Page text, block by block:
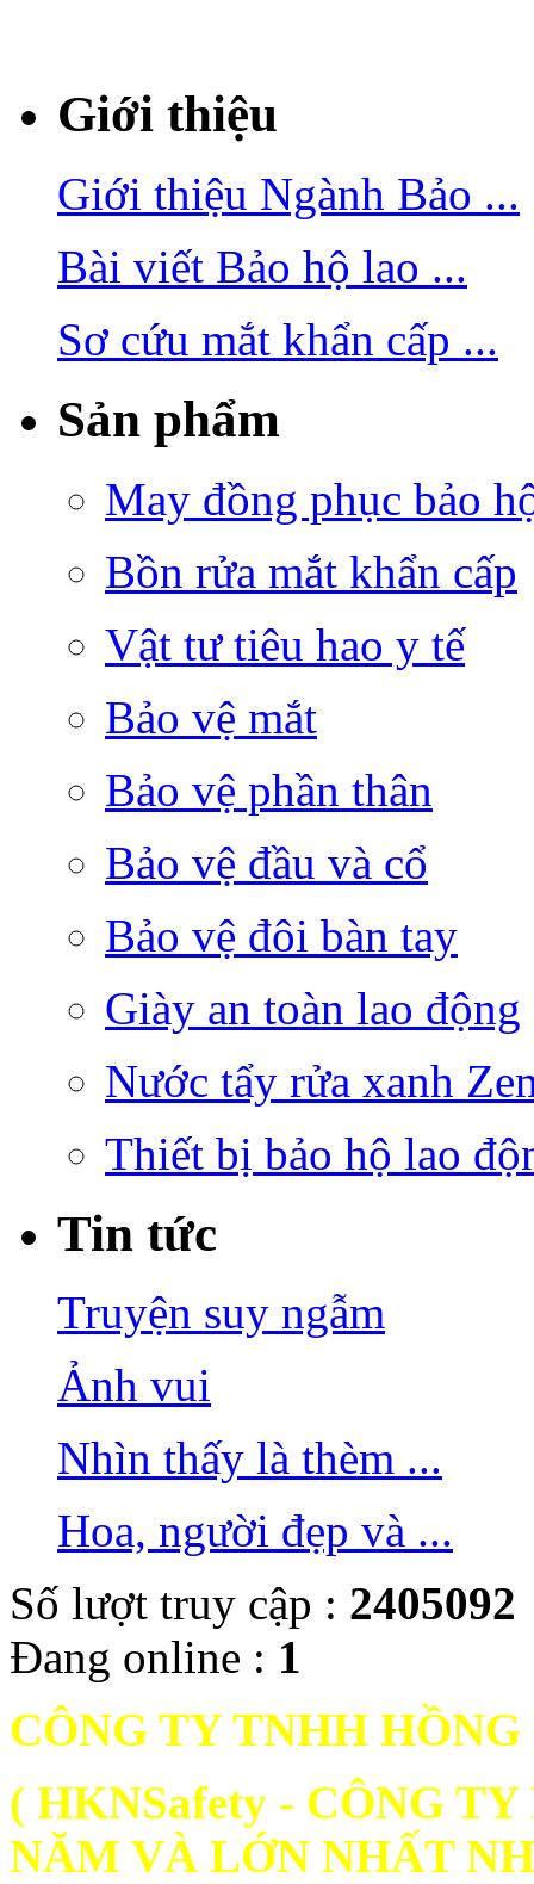
Giới thiệu
Giới thiệu Ngành Bảo ...
Bài viết Bảo hộ lao ...
Sơ cứu mắt khẩn cấp ...
Sản phẩm
May đồng phục bảo
Bồn rửa mắt khẩn cấp
Vật tư tiêu hao y tế
Bảo vệ mắt
Bảo vệ phần thân
Bảo vệ đầu và cổ
Bảo vệ đôi bàn tay
Giày an toàn lao động
Nước tẩy rửa xanh
Thiết bị bảo hộ lao
Tin tức
Truyện suy ngẫm
Ảnh vui
Nhìn thấy là thèm ...
Hoa, người đẹp và ...
Số lượt truy cập : 2405092
Đang online : 1
CÔNG TY TNHH
( HKNSafety - CÔNG
NĂM VÀ LỚN NHẤT